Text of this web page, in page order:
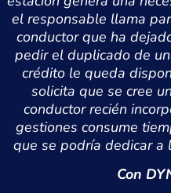
el responsable llama
conductor que ha
pedir el duplicado de
crédito le queda
solicita que se cree
conductor recién
gestiones consume
que se podría dedicar a
Con